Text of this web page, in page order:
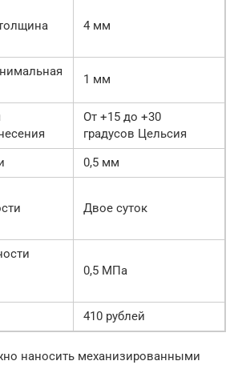
4 мм
1 мм
От +15 до +30
градусов Цельсия
0,5 мм
Двое суток
0,5 МПа
410 рублей
наносить механизированными